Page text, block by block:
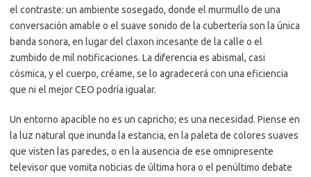
el contraste: un ambiente sosegado, donde el murmullo de una
conversación amable o el suave sonido de la cubertería son la única
banda sonora, en lugar del claxon incesante de la calle o el
zumbido de mil notificaciones. La diferencia es abismal, casi
cósmica, y el cuerpo, créame, se lo agradecerá con una eficiencia
que ni el mejor CEO podría igualar.
Un entorno apacible no es un capricho; es una necesidad. Piense en
la luz natural que inunda la estancia, en la paleta de colores suaves
que visten las paredes, o en la ausencia de ese omnipresente
televisor que vomita noticias de última hora o el penúltimo debate